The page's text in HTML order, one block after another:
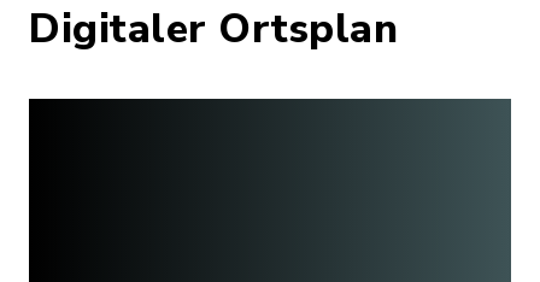
Digitaler Ortsplan